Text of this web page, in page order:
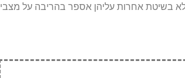
בשיטת אחרות עליהן אספר בהריבה על מצבי